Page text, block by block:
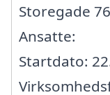
Storegade
Ansatte:
Startdato: